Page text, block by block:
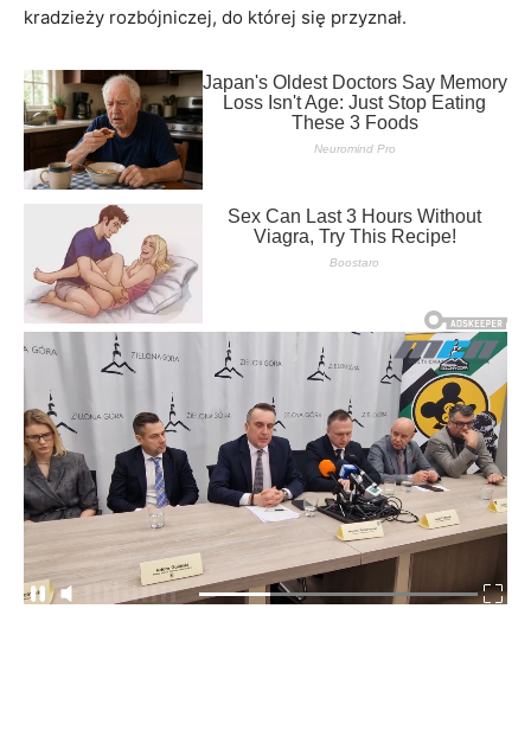
kradzieży rozbójniczej, do której się przyznał.